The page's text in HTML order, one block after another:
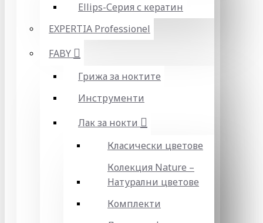
Ellips-Серия с кератин
EXPERTIA Professionel
FABY
Грижа за ноктите
Инструменти
Лак за нокти
Класически цветове
Колекция Nature –
Натурални цветове
Комплекти